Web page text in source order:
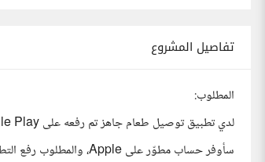
تفاصيل المشروع
المطلوب:
لدي تطبيق توصيل طعام جاهز تم رفعه على Google Play ومنصة هواوي، وأرغب في رفعه على متجر Apple.
سأوفر حساب مطوّر على Apple، والمطلوب رفع التطبيق وضمان قبوله في المتجر.